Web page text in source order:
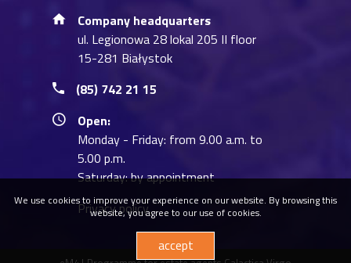
Company headquarters
ul. Legionowa 28 lokal 205 II floor
15-281 Białystok
(85) 742 21 15
Open:
Monday - Friday: from 9.00 a.m. to
5.00 p.m.
Saturday: by appointment
Privacy policy
We use cookies to improve your experience on our website. By browsing this
website, you agree to our use of cookies.
accept